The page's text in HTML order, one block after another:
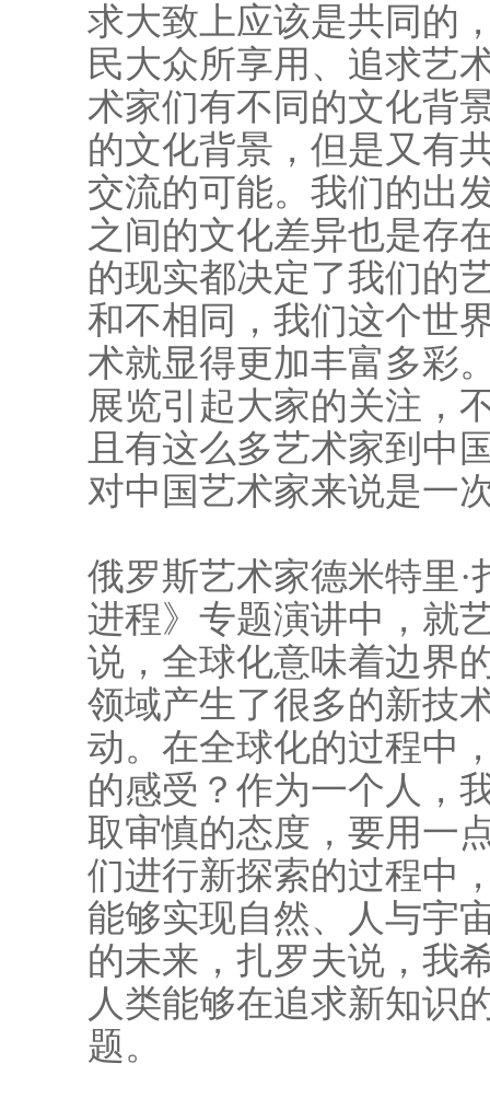
求大致上应该是共同的
民大众所享用、追求艺
术家们有不同的文化背
的文化背景，但是又有
交流的可能。我们的出
之间的文化差异也是存
的现实都决定了我们的
和不相同，我们这个世
术就显得更加丰富多彩
展览引起大家的关注，
且有这么多艺术家到中
对中国艺术家来说是一
俄罗斯艺术家德米特里
进程》专题演讲中，就
说，全球化意味着边界
领域产生了很多的新技
动。在全球化的过程中
的感受？作为一个人，
取审慎的态度，要用一
们进行新探索的过程中
能够实现自然、人与宇
的未来，扎罗夫说，我
人类能够在追求新知识
题。